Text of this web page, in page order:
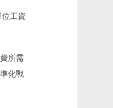
工資
所需
化戰